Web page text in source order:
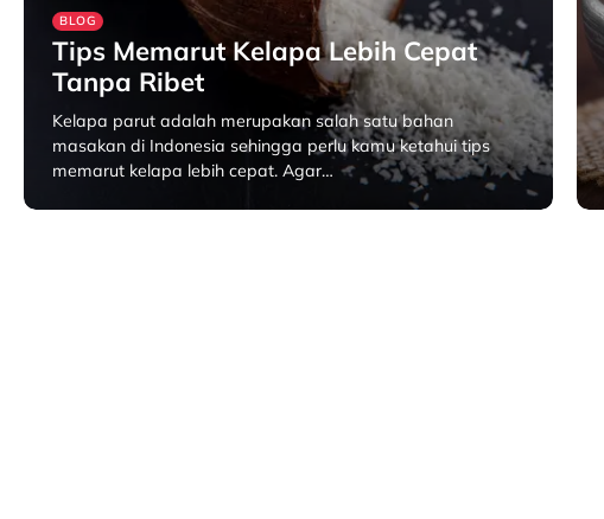
BLOG
Tips Memarut Kelapa Lebih Cepat
Tanpa Ribet
Kelapa parut adalah merupakan salah satu bahan
masakan di Indonesia sehingga perlu kamu ketahui tips
memarut kelapa lebih cepat. Agar…
Juli 4, 2025